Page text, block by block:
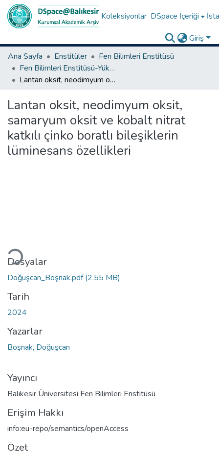
Koleksiyonlar DSpace İçeriği
Giriş
Ana Sayfa
Enstitüler
Fen Bilimleri Enstitüsü
Fen Bilimleri Enstitüsü-Yüksek Lisans Tezleri
Lantan oksit, neodimyum oksit, samaryum oksit ve kobalt nitrat katkılı çinko boratlı bileşiklerin lüminesans özellikleri
Lantan oksit, neodimyum oksit,
samaryum oksit ve kobalt nitrat
katkılı çinko boratlı bileşiklerin
lüminesans özellikleri
Yükleniyor...
Dosyalar
Doğuşcan_Boşnak.pdf(2.55 MB)
Tarih
2024
Yazarlar
Boşnak, Doğuşcan
Yayıncı
Balıkesir Üniversitesi Fen Bilimleri Enstitüsü
Erişim Hakkı
info:eu-repo/semantics/openAccess
Özet